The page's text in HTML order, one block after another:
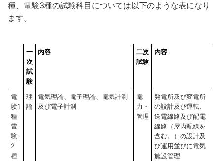
種、電験3種の試験科目については以下のような表になり
ます。
一
次
試
験
内容
二次
試験
内容
電
験1
種
電
験
2
種
理
論
電気理論、電子理論、電気計測
及び電子計測
電
力・
管理
発電所及び変電所
の設計及び運転、
送電線路及び配電
線路（屋内配線を
含む。）の設計及
び運用並びに電気
施設管理